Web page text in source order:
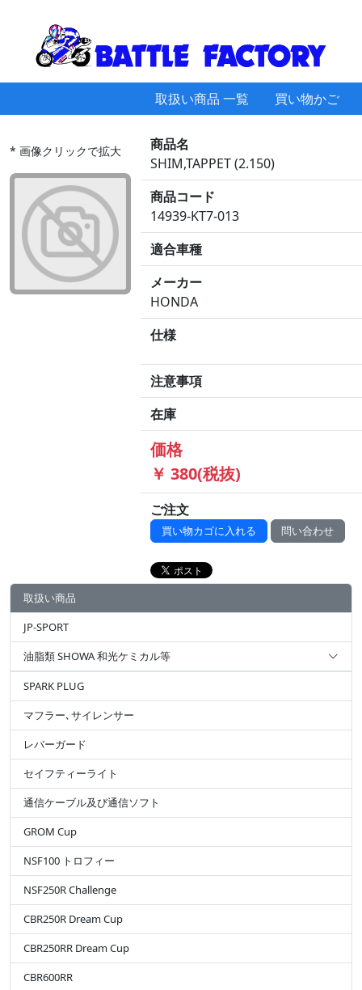
取扱い商品 一覧 買い物かご
取扱い商品
JP-SPORT
油脂類 SHOWA 和光ケミカル等
SPARK PLUG
マフラー､サイレンサー
レバーガード
セイフティーライト
通信ケーブル及び通信ソフト
GROM Cup
NSF100 トロフィー
NSF250R Challenge
CBR250R Dream Cup
CBR250RR Dream Cup
CBR600RR
* 画像クリックで拡大
商品名
SHIM,TAPPET (2.150)
商品コード
14939-KT7-013
適合車種
メーカー
HONDA
仕様
注意事項
在庫
価格
￥ 380(税抜)
ご注文
買い物カゴに入れる 問い合わせ